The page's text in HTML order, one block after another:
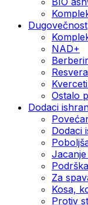
Dugovečnost
NAD+
Ostalo
Dodaci
Dodaci
Za
Kosa,
Protiv